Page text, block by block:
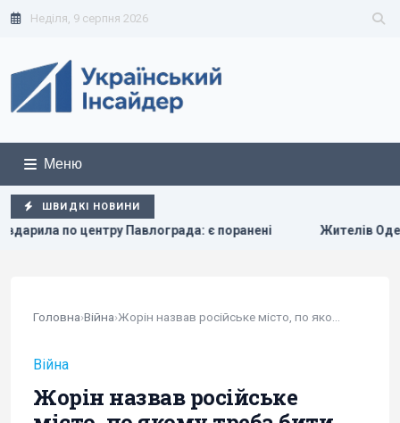
Неділя, 9 серпня 2026
Меню
ШВИДКІ НОВИНИ
Павлограда: є поранені Жителів Одеси готують до
Головна›Війна›
Війна
Жорін назвав російське